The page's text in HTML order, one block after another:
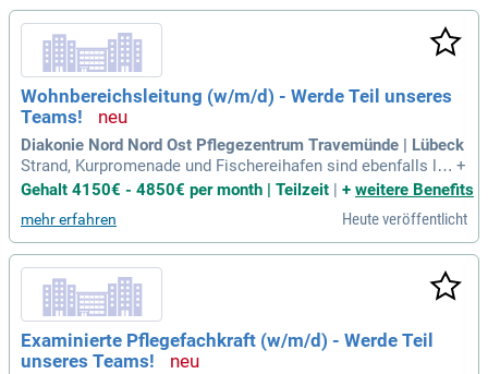
Wohnbereichsleitung (w/m/d) - Werde Teil unseres
Teams!
Diakonie Nord Nord Ost Pflegezentrum Travemünde | Lübeck
Strand, Kurpromenade und Fischereihafen sind ebenfalls lei
cht zu erreichen. Mit 100 Einzelzimmern über zwei Ebenen u
äre Pflege für verschiedene Bedürfnisse an.
+
Gehalt 4150€ - 4850€ per month | Teilzeit
+ weitere Benefits
mehr erfahren Heute veröffentlicht
Examinierte Pflegefachkraft (w/m/d) - Werde Teil
unseres Teams!